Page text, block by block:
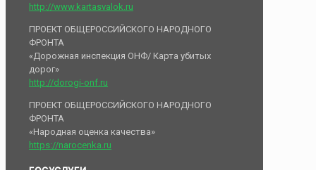
http://www.kartasvalok.ru
ПРОЕКТ ОБЩЕРОССИЙСКОГО НАРОДНОГО
ФРОНТА
«Дорожная инспекция ОНФ/ Карта убитых
дорог»
http://dorogi-onf.ru
ПРОЕКТ ОБЩЕРОССИЙСКОГО НАРОДНОГО
ФРОНТА
«Народная оценка качества»
https://narocenka.ru